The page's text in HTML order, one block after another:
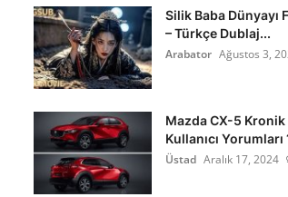
Silik Baba Dünyayı
– Türkçe Dublaj...
Arabator Ağustos 3,
Mazda CX-5 Kronik
Kullanıcı Yorumları
Üstad Aralık 17, 2024